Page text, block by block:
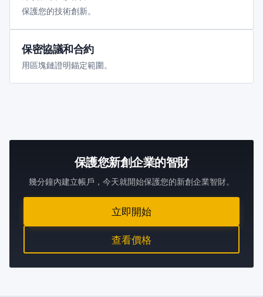
保護您的技術創新。
保密協議和合約
用區塊鏈證明錨定範圍。
保護您新創企業的智財
幾分鐘內建立帳戶，今天就開始保護您的新創企業智財。
立即開始
查看價格